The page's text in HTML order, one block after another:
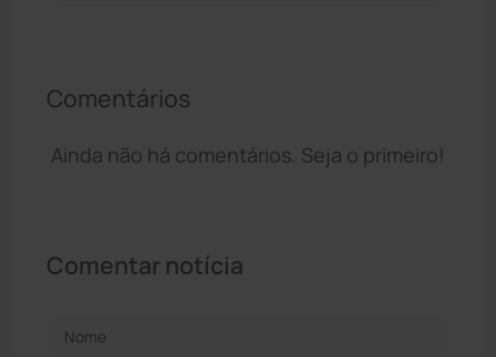
Comentários
Ainda não há comentários. Seja o primeiro!
Comentar notícia